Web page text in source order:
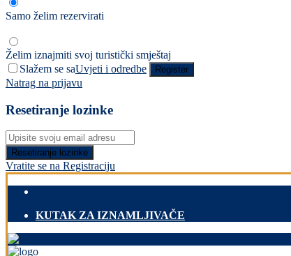
Samo želim rezervirati
Želim iznajmiti svoj turistički smještaj
Slažem se saUvjeti i odredbe Register
Natrag na prijavu
Resetiranje lozinke
Resetiranje lozinke
Vratite se na Registraciju
KUTAK ZA IZNAMLJIVAČE